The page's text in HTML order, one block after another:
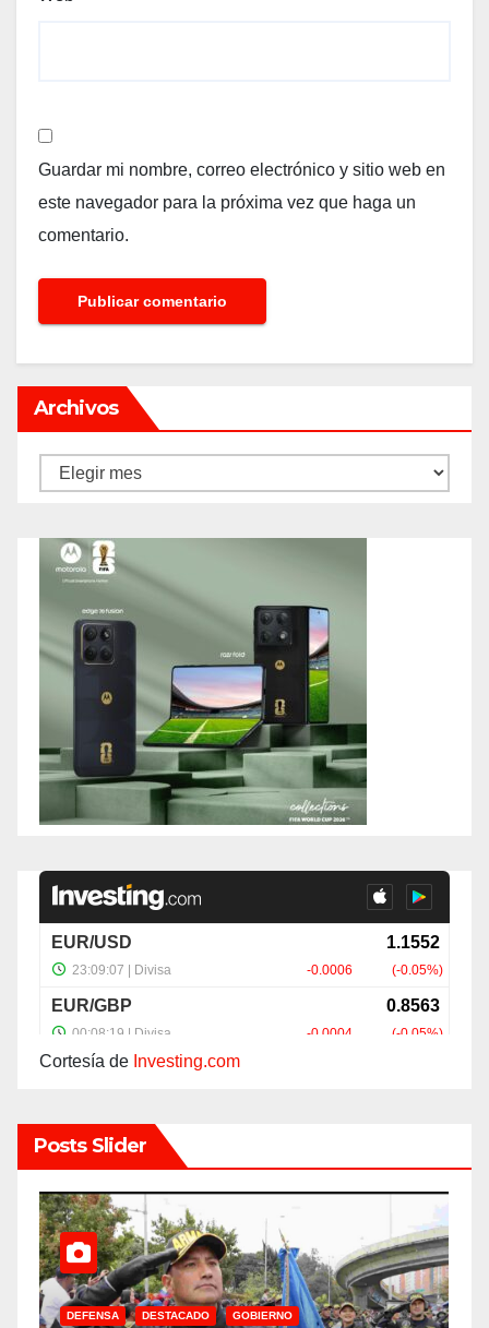
Guardar mi nombre, correo electrónico y sitio web en
este navegador para la próxima vez que haga un
comentario.
Archivos
Archivos
Cortesía de Investing.com
Posts Slider
DEFENSA DESTACADO GOBIERNO